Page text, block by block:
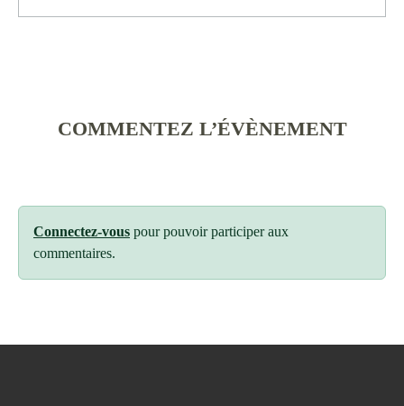
COMMENTEZ L’ÉVÈNEMENT
Connectez-vous pour pouvoir participer aux
commentaires.